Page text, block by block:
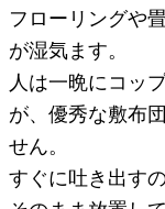
フローリングや
が湿気ます。
人は一晩にコッ
が、優秀な敷布
せん。
すぐに吐き出す